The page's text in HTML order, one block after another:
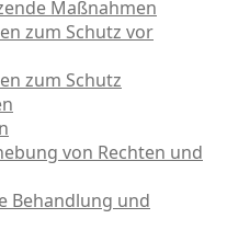
Maßnahmen
zum Schutz vor
zum Schutz
von Rechten und
Behandlung und